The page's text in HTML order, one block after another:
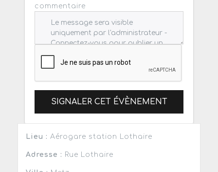
commentaire
SIGNALER CET ÉVÈNEMENT
Lieu : Aérogare station Lothaire
Adresse : Rue Lothaire